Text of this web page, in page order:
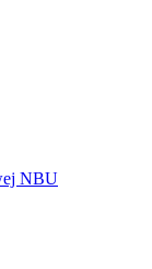
NBU